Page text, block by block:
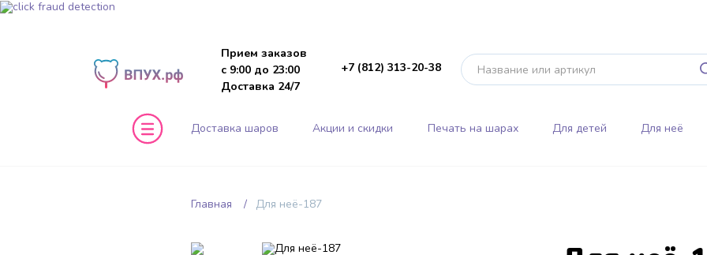
Прием заказов
с 9:00 до 23:00
Доставка 24/7
+7 (812) 313-20-38
Доставка шаров Акции и скидки Печать на шарах Для детей Для неё
Главная Для неё-187